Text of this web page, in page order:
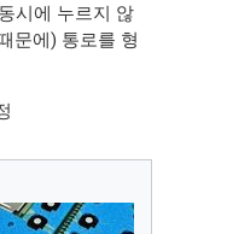
시에 누르지 않
문에) 통로를 형